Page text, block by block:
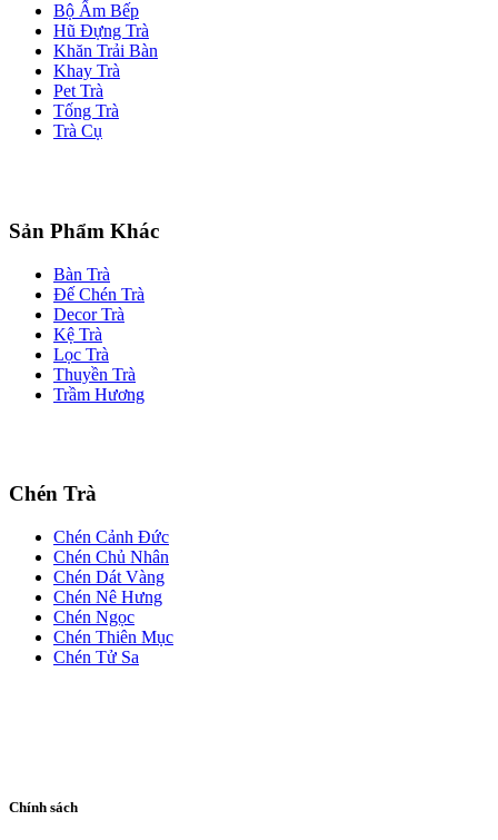
Bộ Ấm Bếp
Hũ Đựng Trà
Khăn Trải Bàn
Khay Trà
Pet Trà
Tống Trà
Trà Cụ
Sản Phẩm Khác
Bàn Trà
Đế Chén Trà
Decor Trà
Kệ Trà
Lọc Trà
Thuyền Trà
Trầm Hương
Chén Trà
Chén Cảnh Đức
Chén Chủ Nhân
Chén Dát Vàng
Chén Nê Hưng
Chén Ngọc
Chén Thiên Mục
Chén Tử Sa
Chính sách